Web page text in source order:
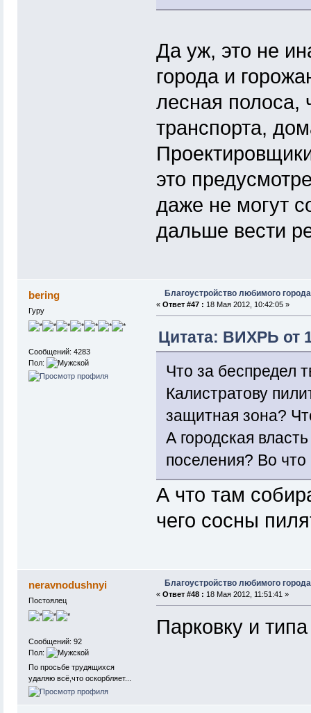
Да уж, это не
города и
лесная полоса,
транспорта,
это
даже не могут
дальше вести
bering
Гуру
Сообщений: 4283
Пол:
Благоустройство любимого
« Ответ #47 : 18 Мая 2012, 10:42:05 »
Цитата: ВИХРЬ от
Что за беспредел
Калистратову
защитная зона?
А городская
поселения? Во что
А что там
чего сосны
neravnodushnyi
Постоялец
Сообщений: 92
Пол:
По просьбе трудящихся
удаляю всё,что оскорбляет...
Благоустройство любимого
« Ответ #48 : 18 Мая 2012, 11:51:41 »
Парковку и